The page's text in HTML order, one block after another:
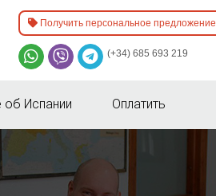
Получить персональное предложение
(+34) 685 693 219
Испании Оплатить